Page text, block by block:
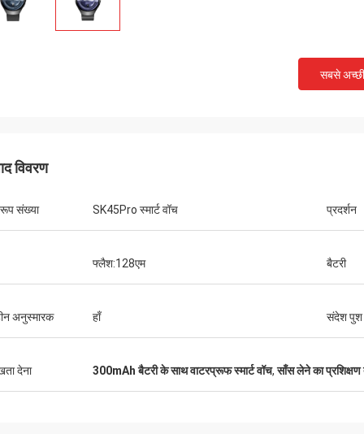
सबसे
विवरण
संख्या SK45Pro स्मार्ट वॉच प्रदर्शन
फ्लैश:128एम बैटरी
अनुस्मारक हाँ संदेश पुश
देना 300mAh बैटरी के साथ वाटरप्रूफ स्मार्ट वॉच,साँस लेने का प्रशिक्षण